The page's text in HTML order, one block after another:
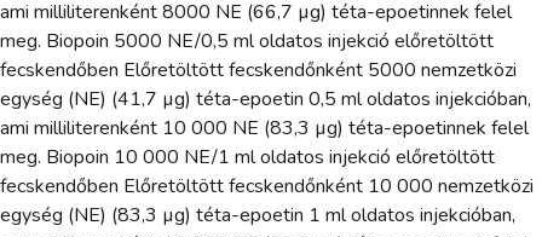
ami milliliterenként 8000 NE (66,7 µg) téta-epoetinnek felel
meg. Biopoin 5000 NE/0,5 ml oldatos injekció előretöltött
fecskendőben Előretöltött fecskendőnként 5000 nemzetközi
egység (NE) (41,7 µg) téta-epoetin 0,5 ml oldatos injekcióban,
ami milliliterenként 10 000 NE (83,3 µg) téta-epoetinnek felel
meg. Biopoin 10 000 NE/1 ml oldatos injekció előretöltött
fecskendőben Előretöltött fecskendőnként 10 000 nemzetközi
egység (NE) (83,3 µg) téta-epoetin 1 ml oldatos injekcióban,